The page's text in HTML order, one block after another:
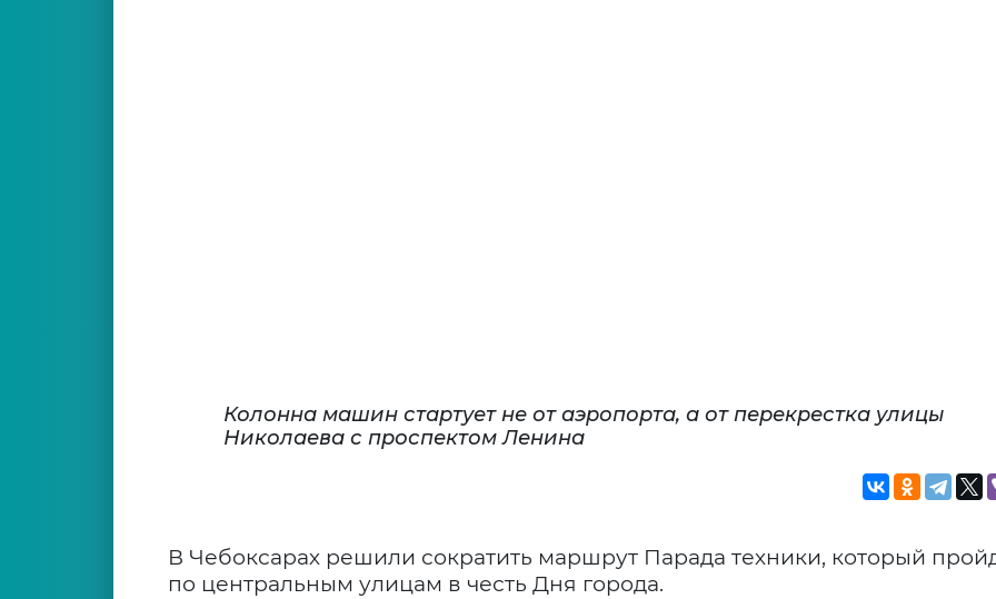
Колонна машин стартует не от аэропорта, а от перекрестка улицы
Николаева с проспектом Ленина
В Чебоксарах решили сократить маршрут Парада техники, который
по центральным улицам в честь Дня города.